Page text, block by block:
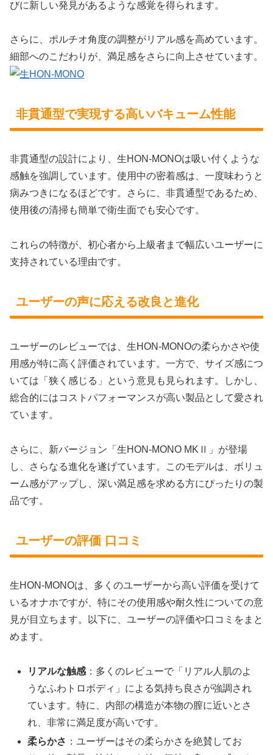
びに新しい発見があるような感覚を得られます。
さらに、ポルチオ角度の調整がリアル感を高めています。
細部へのこだわりが、満足感をさらに向上させています。
非貫通型で実現する高いバキューム性能
非貫通型の設計により、生HON-MONOは吸い付くような
感触を強調しています。使用中の密着感は、一度味わうと
病みつきになるほどです。さらに、非貫通型であるため、
使用後の清掃も簡単で衛生面でも安心です。
これらの特徴が、初心者から上級者まで幅広いユーザーに
支持されている理由です。
ユーザーの声に応える改良と進化
ユーザーのレビューでは、生HON-MONOの柔らかさや使
用感が特に高く評価されています。一方で、サイズ感につ
いては「狭く感じる」という意見も見られます。しかし、
総合的にはコストパフォーマンスが高い製品として愛され
ています。
さらに、新バージョン「生HON-MONO MKⅡ」が登場
し、さらなる進化を遂げています。このモデルは、ボリュ
ーム感がアップし、深い満足感を求める方にぴったりの製
品です。
ユーザーの評価 口コミ
生HON-MONOは、多くのユーザーから高い評価を受けて
いるオナホですが、特にその使用感や耐久性についての意
見が目立ちます。以下に、ユーザーの評価や口コミをまと
めます。
リアルな触感 ：多くのレビューで「リアル人肌のよ
うなふわトロボディ」による気持ち良さが強調され
ています。特に、内部の構造が本物の膣に近いとさ
れ、非常に満足度が高いです。
柔らかさ ：ユーザーはその柔らかさを絶賛してお